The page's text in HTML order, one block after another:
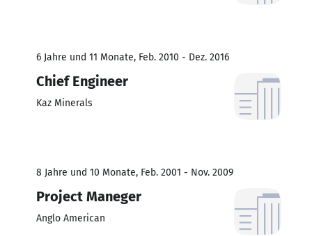
6 Jahre und 11 Monate, Feb. 2010 - Dez. 2016
Chief Engineer
Kaz Minerals
8 Jahre und 10 Monate, Feb. 2001 - Nov. 2009
Project Maneger
Anglo American